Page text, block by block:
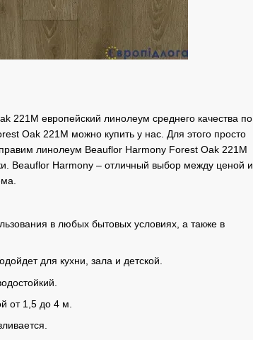
221M европейский линолеум среднего качества по
Oak 221M можно купить у нас. Для этого просто
линолеум Beauflor Harmony Forest Oak 221M
Beauflor Harmony – отличный выбор между ценой и
в любых бытовых условиях, а также в
для кухни, зала и детской.
от 1,5 до 4 м.